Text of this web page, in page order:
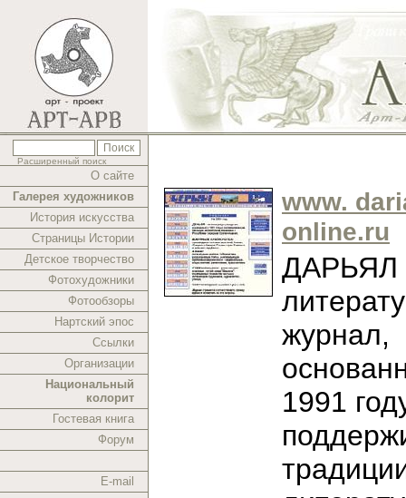
Расширенный поиск
О сайте
Галерея художников
История искусства
Страницы Истории
Детское творчество
Фотохудожники
Фотообзоры
Нартский эпос
Ссылки
Организации
Национальный
колорит
Гостевая книга
Форум
E-mail
www.
online.ru
ДАРЬЯЛ
журнал,
1991